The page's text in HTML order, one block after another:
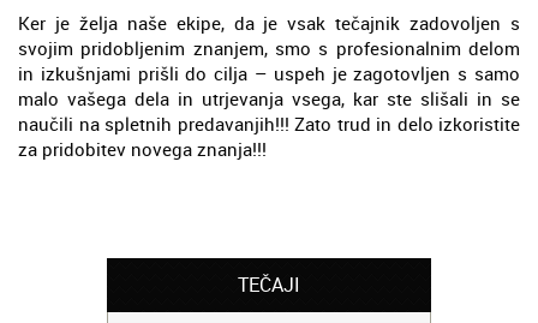
Ker je želja naše ekipe, da je vsak tečajnik zadovoljen s
svojim pridobljenim znanjem, smo s profesionalnim delom
in izkušnjami prišli do cilja – uspeh je zagotovljen s samo
malo vašega dela in utrjevanja vsega, kar ste slišali in se
naučili na spletnih predavanjih!!! Zato trud in delo izkoristite
za pridobitev novega znanja!!!
TEČAJI